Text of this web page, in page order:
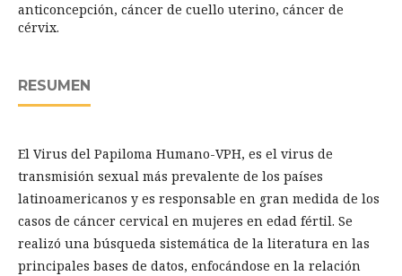
anticoncepción, cáncer de cuello uterino, cáncer de
cérvix.
RESUMEN
El Virus del Papiloma Humano-VPH, es el virus de
transmisión sexual más prevalente de los países
latinoamericanos y es responsable en gran medida de los
casos de cáncer cervical en mujeres en edad fértil. Se
realizó una búsqueda sistemática de la literatura en las
principales bases de datos, enfocándose en la relación